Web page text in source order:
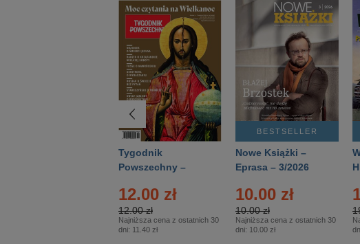
Tygodnik
Powszechny –
12.00 zł
12.00 zł
Najniższa cena z ostatnich 30
dni: 11.40 zł
BESTSELLER
Nowe Książki –
Eprasa – 3/2026
10.00 zł
10.00 zł
Najniższa cena z ostatnich 30
dni: 10.00 zł